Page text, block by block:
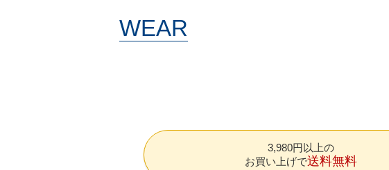
WEAR
3,980円以上の
お買い上げで送料無料